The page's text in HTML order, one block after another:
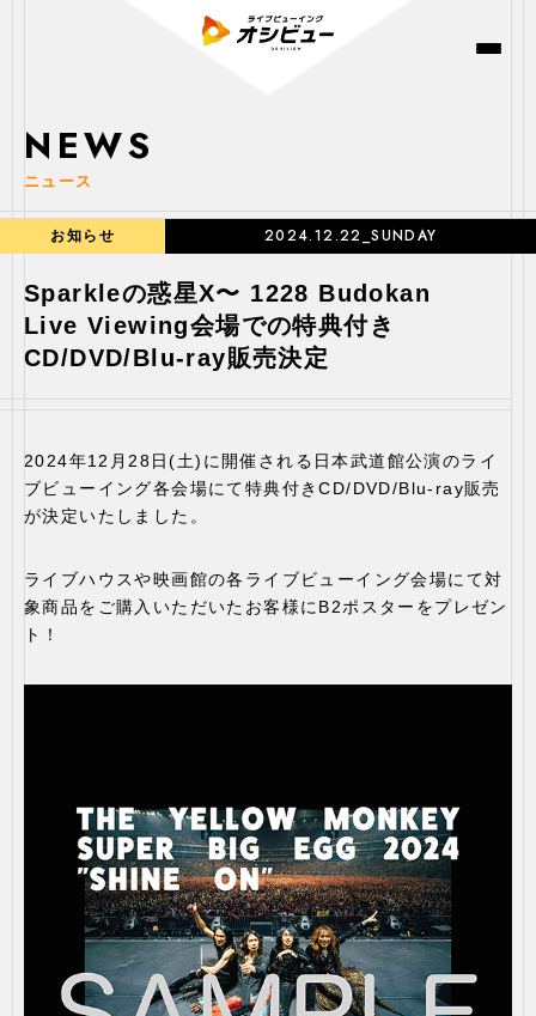
NEWS
ニュース
お知らせ 2024.12.22_SUNDAY
Sparkleの惑星X〜 1228 Budokan
Live Viewing会場での特典付き
CD/DVD/Blu-ray販売決定
2024年12月28日(土)に開催される日本武道館公演のライ
ブビューイング各会場にて特典付きCD/DVD/Blu-ray販売
が決定いたしました。
ライブハウスや映画館の各ライブビューイング会場にて対
象商品をご購入いただいたお客様にB2ポスターをプレゼン
ト！